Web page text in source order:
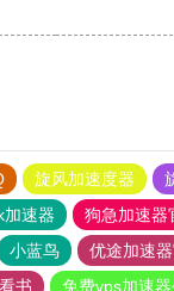
旋风加速度器
加速器
狗急加速器
小蓝鸟 优途加速
书 免费vps加速